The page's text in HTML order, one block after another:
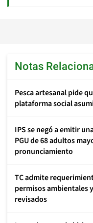
Notas
Pesca artesanal pide
plataforma social
IPS se negó a emitir
PGU de 68 adultos
pronunciamiento
TC admite
permisos ambientales
revisados